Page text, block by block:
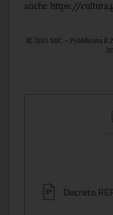
anche https://
© 2021 MiC - Pubblicato il